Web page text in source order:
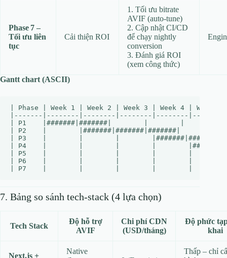
Phase 7 –
Tối ưu liên
tục
Cải thiện ROI
1. Tối ưu bitrate
AVIF (auto‑tune)
2. Cập nhật CI/CD
để chạy nightly
conversion
3. Đánh giá ROI
(xem công thức)
Gantt chart (ASCII)
| Phase | Week 1 | Week 2 | Week 3 | Week 4 | Week
|-------|--------|--------|--------|--------
| P1    |#######|#######|        |        |
| P2    |        |#######|#######|#######|
| P3    |        |        |
| P4    |        |        |        |
| P5    |        |        |        |        |
| P6    |        |        |        |        |        |
7. Bảng so sánh tech‑stack (4 lựa chọn)
Tech Stack
Độ hỗ trợ
AVIF
Chi phí CDN
(USD/tháng)
Độ phức
khai
Next.js +
Native
Thấp – chỉ